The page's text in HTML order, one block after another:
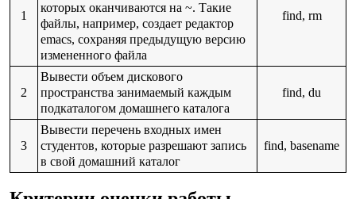
1
которых оканчиваются на ~. Такие
файлы, например, создает редактор
emacs, сохраняя предыдущую версию
измененного файла
find, rm
2
Вывести объем дискового
пространства занимаемый каждым
подкаталогом домашнего каталога
find, du
3
Вывести перечень входных имен
студентов, которые разрешают запись
в свой домашний каталог
find, basename